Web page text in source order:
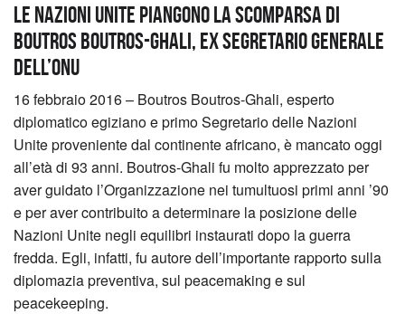
Le Nazioni Unite piangono la scomparsa di
Boutros Boutros-Ghali, ex Segretario Generale
dell’ONU
16 febbraio 2016 – Boutros Boutros-Ghali, esperto
diplomatico egiziano e primo Segretario delle Nazioni
Unite proveniente dal continente africano, è mancato oggi
all’età di 93 anni. Boutros-Ghali fu molto apprezzato per
aver guidato l’Organizzazione nei tumultuosi primi anni ’90
e per aver contribuito a determinare la posizione delle
Nazioni Unite negli equilibri instaurati dopo la guerra
fredda. Egli, infatti, fu autore dell’importante rapporto sulla
diplomazia preventiva, sul peacemaking e sul
peacekeeping.